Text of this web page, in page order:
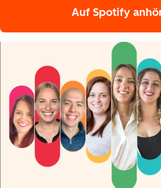
Auf Spotify